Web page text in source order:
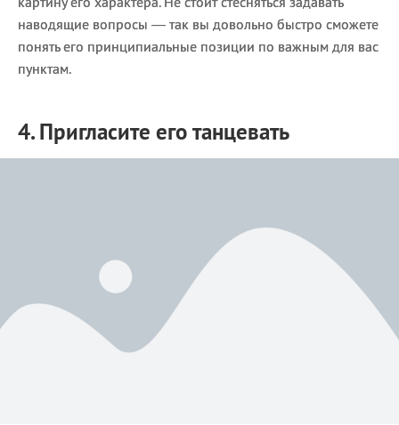
наводящие вопросы — так вы довольно быстро сможете
понять его принципиальные позиции по важным для вас
пунктам.
4. Пригласите его танцевать